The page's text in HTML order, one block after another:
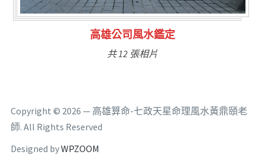
林氏福主量子生基造命
Copyright © 2026 — 高雄算命-七政天星命理風水黃鼎頤老
師. All Rights Reserved
Designed byWPZOOM